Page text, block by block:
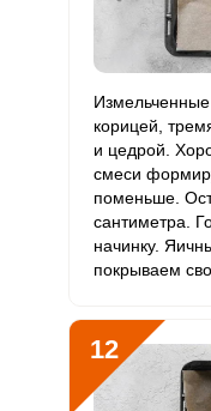
корицей,
и цедрой.
смеси
поменьше.
сантиметра.
начинку.
покрываем
12